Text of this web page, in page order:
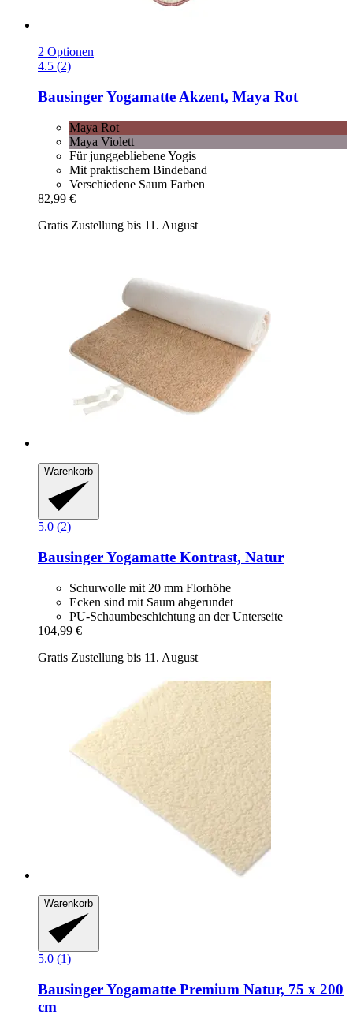
2 Optionen
4.5 (2)
BausingerYogamatte Akzent, Maya Rot
Maya Rot
Maya Violett
Für junggebliebene Yogis
Mit praktischem Bindeband
Verschiedene Saum Farben
82,99 €
Gratis Zustellung bis 11. August
Warenkorb
5.0 (2)
BausingerYogamatte Kontrast, Natur
Schurwolle mit 20 mm Florhöhe
Ecken sind mit Saum abgerundet
PU-Schaumbeschichtung an der Unterseite
104,99 €
Gratis Zustellung bis 11. August
Warenkorb
5.0 (1)
BausingerYogamatte Premium Natur, 75 x 200
cm